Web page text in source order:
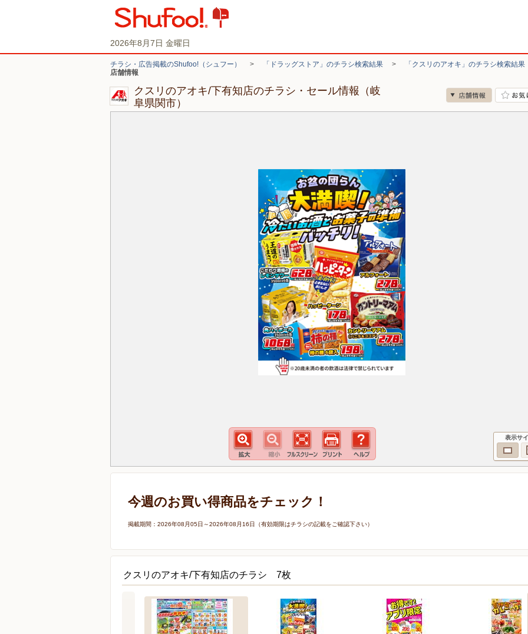
2026年8月7日 金曜日
チラシ・広告掲載のShufoo!（シュフー） > 「ドラッグストア」のチラシ検索結果 > 「クスリのアオキ」のチラシ検索結果
店舗情報
クスリのアオキ/下有知店のチラシ・セール情報（岐
阜県関市）
表示サ
今週のお買い得商品をチェック！
掲載期間：2026年08月05日～2026年08月16日（有効期限はチラシの記載をご確認下さい）
クスリのアオキ/下有知店のチラシ 7枚